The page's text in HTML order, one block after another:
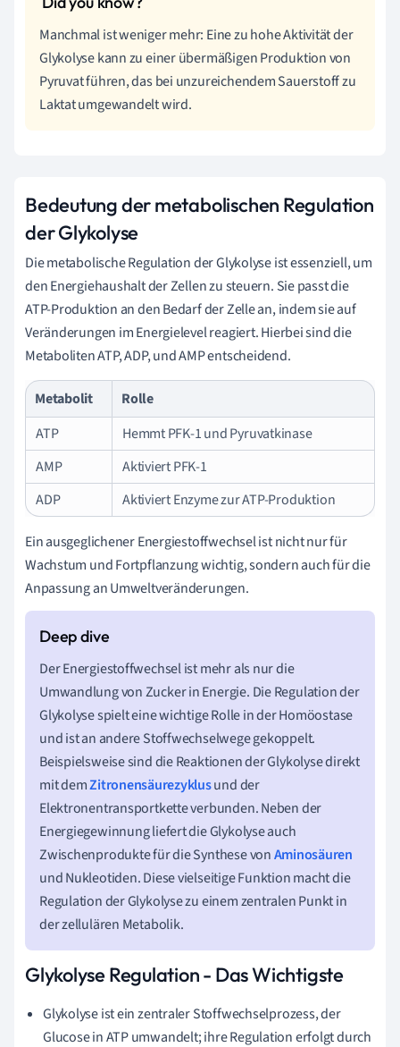
Manchmal ist weniger mehr: Eine zu hohe Aktivität der
Glykolyse kann zu einer übermäßigen Produktion von
Pyruvat führen, das bei unzureichendem Sauerstoff zu
Laktat umgewandelt wird.
Bedeutung der metabolischen Regulation
der Glykolyse
Die metabolische Regulation der Glykolyse ist essenziell, um
den Energiehaushalt der Zellen zu steuern. Sie passt die
ATP-Produktion an den Bedarf der Zelle an, indem sie auf
Veränderungen im Energielevel reagiert. Hierbei sind die
Metaboliten ATP, ADP, und AMP entscheidend.
Metabolit
Rolle
ATP
Hemmt PFK-1 und Pyruvatkinase
AMP
Aktiviert PFK-1
ADP
Aktiviert Enzyme zur ATP-Produktion
Ein ausgeglichener Energiestoffwechsel ist nicht nur für
Wachstum und Fortpflanzung wichtig, sondern auch für die
Anpassung an Umweltveränderungen.
Der Energiestoffwechsel ist mehr als nur die
Umwandlung von Zucker in Energie. Die Regulation der
Glykolyse spielt eine wichtige Rolle in der Homöostase
und ist an andere Stoffwechselwege gekoppelt.
Beispielsweise sind die Reaktionen der Glykolyse direkt
mit demZitronensäurezyklusund der
Elektronentransportkette verbunden. Neben der
Energiegewinnung liefert die Glykolyse auch
Zwischenprodukte für die Synthese vonAminosäuren
und Nukleotiden. Diese vielseitige Funktion macht die
Regulation der Glykolyse zu einem zentralen Punkt in
der zellulären Metabolik.
Glykolyse Regulation - Das Wichtigste
Glykolyse ist ein zentraler Stoffwechselprozess, der
Glucose in ATP umwandelt; ihre Regulation erfolgt durch